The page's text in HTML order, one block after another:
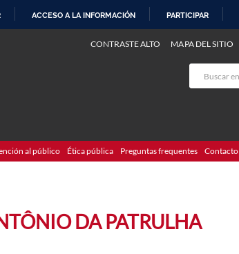
ACCESO A LA INFORMACIÓN PARTICIPAR
CONTRASTE ALTO MAPA DEL SITIO
al público Ética pública Preguntas frequentes Contacto
DA PATRULHA